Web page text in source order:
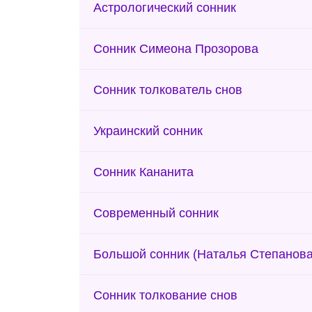
Астрологический сонник
Сонник Симеона Прозорова
Сонник толкователь снов
Украинский сонник
Сонник Кананита
Современный сонник
Большой сонник (Наталья
Сонник толкование снов